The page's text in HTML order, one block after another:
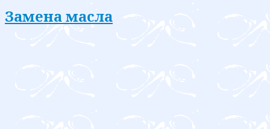
Замена масла